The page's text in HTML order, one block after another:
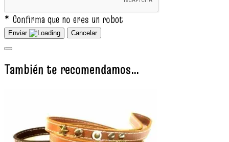
* Confirma que no eres un robot
Enviar Cancelar
También te recomendamos…